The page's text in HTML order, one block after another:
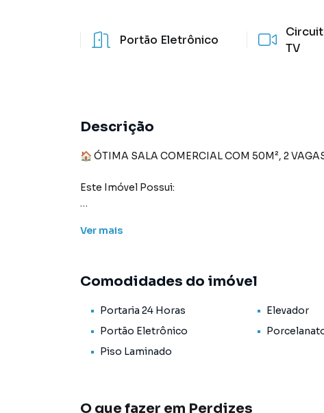
Portão Eletrônico
TV
Descrição
🏠 ÓTIMA SALA COMERCIAL COM 50M², 2
Este Imóvel Possui:
Internet.
- 📍 Ótima localização: Região mista muito bem
Bancos, Lotéricas, Lanchonetes, Restaurantes...,
📱 Não perca tempo e agende já a sua visita.
Ver mais
Comodidades do imóvel
Portaria 24 Horas Elevador
Portão Eletrônico
Piso Laminado
O que fazer em Perdizes